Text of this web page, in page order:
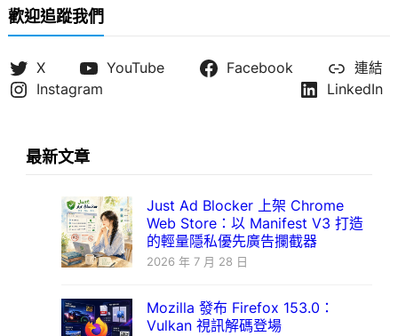
歡迎追蹤我們
X YouTube Facebook
連結
Instagram
LinkedIn
最新文章
Just Ad Blocker 上架 Chrome
Web Store：以 Manifest V3 打造
的輕量隱私優先廣告攔截器
2026 年 7 月 28 日
Mozilla 發布 Firefox 153.0：
Vulkan 視訊解碼登場